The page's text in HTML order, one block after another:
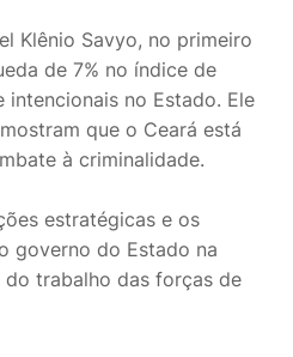
Klênio Savyo, no primeiro
de 7% no índice de
no Estado. Ele
que o Ceará está
à criminalidade.
estratégicas e os
governo do Estado na
do trabalho das forças de